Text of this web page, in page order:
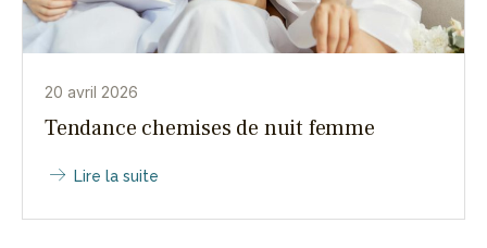
20 avril 2026
Tendance chemises de nuit femme
Lire la suite